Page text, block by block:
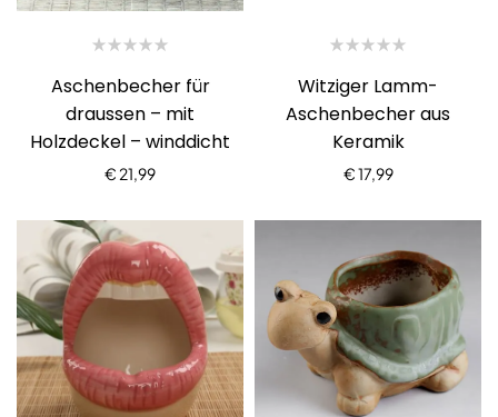
Aschenbecher für
draussen – mit
Holzdeckel – winddicht
€ 21,99
Witziger Lamm-
Aschenbecher aus
Keramik
€17,99